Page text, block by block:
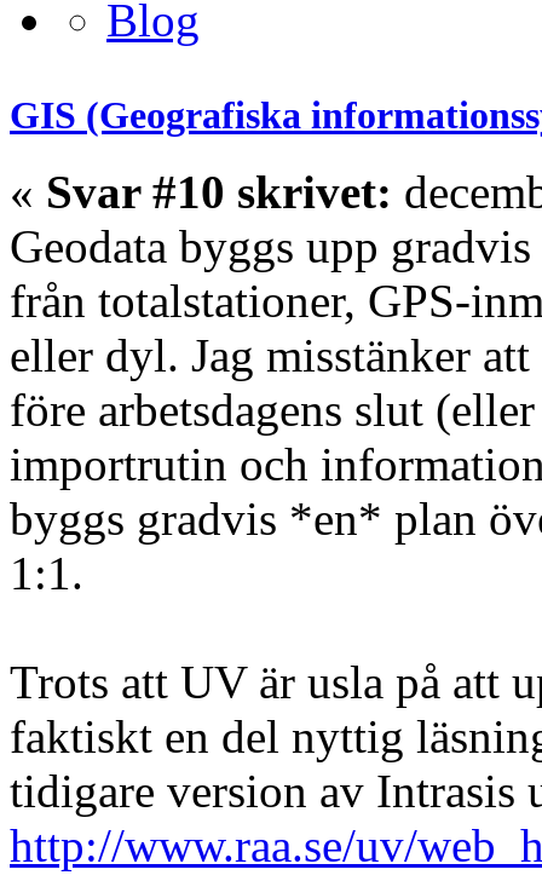
GIS (Geografiska
« Svar #10 skrivet:
Geodata byggs upp
från totalstationer, GPS-
eller dyl. Jag misstänker
före arbetsdagens slut
importrutin och
byggs gradvis *en* plan
1:1.
Trots att UV är usla på att
faktiskt en del nyttig
tidigare version av Intrasis
http://www.raa.se/uv/